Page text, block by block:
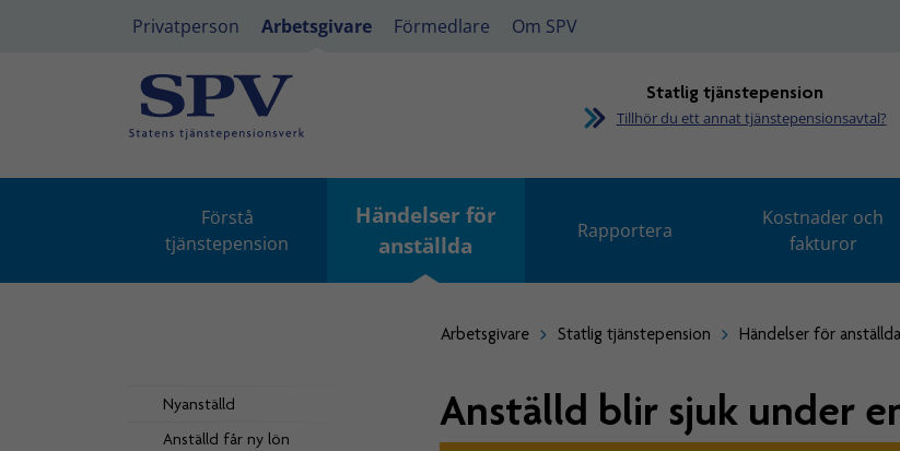
Privatperson Arbetsgivare Förmedlare Om SPV
Statlig tjänstepension
Tillhör du ett annat tjänstepensionsavtal?
Förstå
tjänstepension
Händelser för
anställda
Rapportera
Kostnader och
fakturor
Arbetsgivare Statlig tjänstepension Händelser för anställda
Nyanställd
Anställd får ny lön
Anställd blir sjuk under